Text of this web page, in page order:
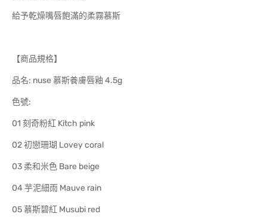
給予乾燥嘴唇飽滿的柔霧慕斯
【商品規格】
品名: nuse 慕斯養膚唇釉 4.5g
色號:
01 刻奇粉紅 Kitch pink
02 初戀珊瑚 Lovey coral
03 柔和米色 Bare beige
04 芋泥細雨 Mauve rain
05 慕斯碧紅 Musubi red